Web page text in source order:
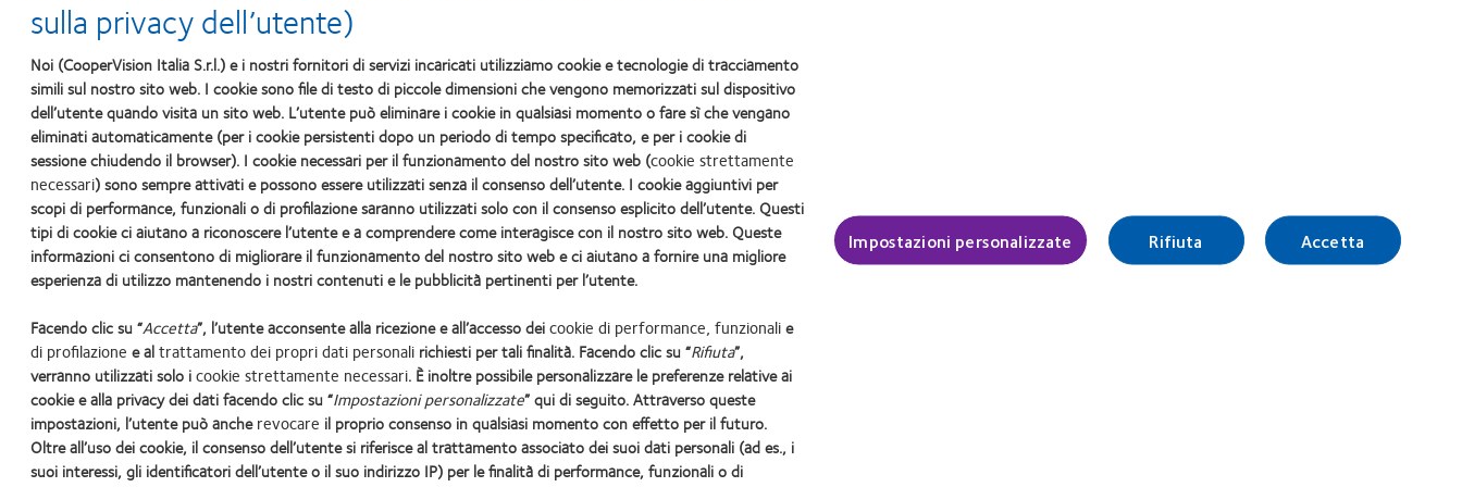
contatto Proclear.
I nostri prodotti Contattaci Cookie policy Politica sui commenti Politica sulla privacy Consumer site Gestisci preferenze di consenso Accedi
Italia (Italy)
Sede Legale: Via Carducci 26, 20123 Milano Codice Fiscale e Numero di iscrizione 10653750157 del Registro delle Imprese di Milano
R.E.A. Ml 1392359 - Capitale Sociale € 1.891.569,00 int. vers. - P.IVA 10653750157
Società soggetta all'altrui attività di direzione e coordinamento ex art. 2497-bis c.c.
Sito autorizzato con Aut. Min. 11/01/2024;
Le lenti a contatto CooperVision®sono dispositivi medici CE0123. Leggere attentamente le avvertenze e le istruzioni d’uso. Accertare l’assenza di controindicazioni dal medico oculista
In ottemperanza alle linee guida emanate dal Ministero della Salute le immagini e i testi pubblicati in questa sezione del sito internet sono stati preventivamente autorizzati dal Ministero della salute stesso.
È vietata la riproduzione, copia e/o pubblicazione di immagini e testi contenuti in questa sezione del sito. Ogni uso illegittimo sarà perseguito a norma di legge.
sulla privacy dell’utente)
Noi (CooperVision Italia S.r.l.) e i nostri fornitori di servizi incaricati utilizziamo cookie e tecnologie di tracciamento
simili sul nostro sito web. I cookie sono file di testo di piccole dimensioni che vengono memorizzati sul dispositivo
dell’utente quando visita un sito web. L’utente può eliminare i cookie in qualsiasi momento o fare sì che vengano
eliminati automaticamente (per i cookie persistenti dopo un periodo di tempo specificato, e per i cookie di
sessione chiudendo il browser). I cookie necessari per il funzionamento del nostro sito web (cookie strettamente
necessari) sono sempre attivati e possono essere utilizzati senza il consenso dell’utente. I cookie aggiuntivi per
scopi di performance, funzionali o di profilazione saranno utilizzati solo con il consenso esplicito dell’utente. Questi
tipi di cookie ci aiutano a riconoscere l’utente e a comprendere come interagisce con il nostro sito web. Queste
informazioni ci consentono di migliorare il funzionamento del nostro sito web e ci aiutano a fornire una migliore
esperienza di utilizzo mantenendo i nostri contenuti e le pubblicità pertinenti per l’utente.
Facendo clic su “Accetta”, l’utente acconsente alla ricezione e all’accesso deicookie di performance, funzionalie
di profilazione e altrattamento dei propri dati personali richiesti per tali finalità. Facendo clic su “Rifiuta”,
verranno utilizzati solo icookie strettamente necessari. È inoltre possibile personalizzare le preferenze relative ai
cookie e alla privacy dei dati facendo clic su “Impostazioni personalizzate” qui di seguito. Attraverso queste
impostazioni, l’utente può ancherevocare il proprio consenso in qualsiasi momento con effetto per il futuro.
Oltre all’uso dei cookie, il consenso dell’utente si riferisce al trattamento associato dei suoi dati personali (ad es., i
suoi interessi, gli identificatori dell’utente o il suo indirizzo IP) per le finalità di performance, funzionali o di
Impostazioni personalizzate Rifiuta Accetta